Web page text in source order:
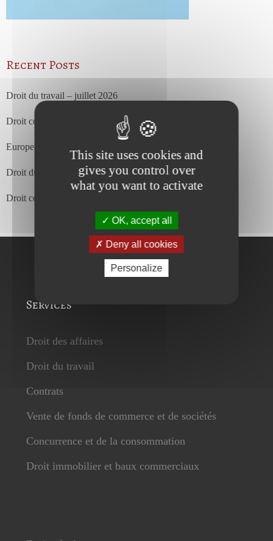
Recent Posts
Droit du travail – juillet 2026
Droit commercial et des affaires – juillet 2026
European Court of Justice – july 2026
Droit du travail – juin 2026
Droit commercial et des affaires – juin 2026
Services
Droit des affaires
Droit du travail
Contrats
Vente de fonds de commerce et de sociétés
Concurrence et de la consommation
Droit immobilier et baux commerciaux
This site uses cookies and
gives you control over
what you want to activate
OK, accept all
Deny all cookies
Personalize